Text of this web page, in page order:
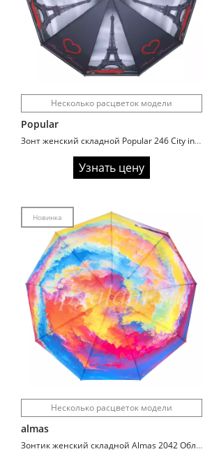
Несколько расцветок модели
Popular
Зонт женский складной Popular 246 City in Europe
Узнать цену
Новинка
Несколько расцветок модели
almas
Зонтик женский складной Almas 2042 Облака